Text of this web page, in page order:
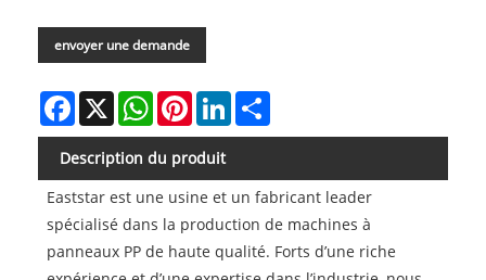
envoyer une demande
Facebook
X WhatsAppPinterestLinkedIn
Description du produit
Eaststar est une usine et un fabricant leader
spécialisé dans la production de machines à
panneaux PP de haute qualité. Forts d’une riche